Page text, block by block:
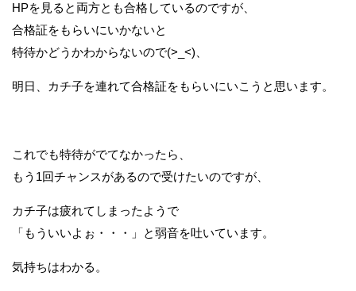
HPを見ると両方とも合格しているのですが、
合格証をもらいにいかないと
特待かどうかわからないので(>_<)、
明日、カチ子を連れて合格証をもらいにいこうと思います。
これでも特待がでてなかったら、
もう1回チャンスがあるので受けたいのですが、
カチ子は疲れてしまったようで
「もういいよぉ・・・」と弱音を吐いています。
気持ちはわかる。